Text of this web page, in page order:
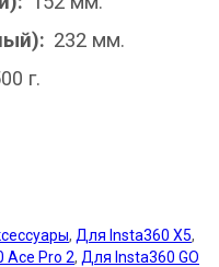
: 232 мм.
г.
, Для Insta360 X5,
Ace Pro 2, Для Insta360 GO